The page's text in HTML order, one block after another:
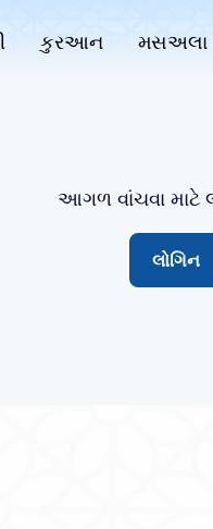
કુરઆન મસઅલા
આગળ વાંચવા માટે
લોગિન